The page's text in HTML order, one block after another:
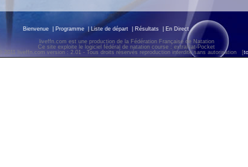
Bienvenue Programme |Liste de départ Résultats En Direct
liveffn.com est une production de la Fédération Française de Natation
Ce site exploite le logiciel fédéral de natation course : extraNat-Pocket
© 2011 liveffn.com version : 2.01 - Tous droits réservés reproduction interdite sans autorisation
[